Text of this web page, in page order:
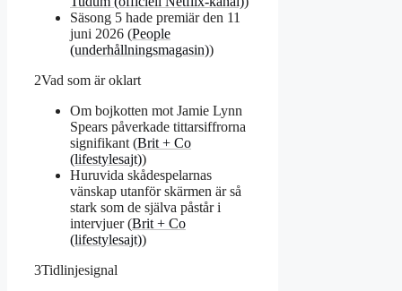
Säsong 5 hade premiär den 11
juni 2026 (People
(underhållningsmagasin))
2Vad som är oklart
Om bojkotten mot Jamie Lynn
Spears påverkade tittarsiffrorna
signifikant (Brit + Co
(lifestylesajt))
Huruvida skådespelarnas
vänskap utanför skärmen är så
stark som de själva påstår i
intervjuer (Brit + Co
(lifestylesajt))
3Tidlinjesignal